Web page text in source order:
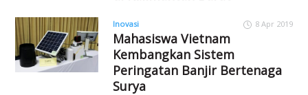
Inovasi 8 Apr 2019
Mahasiswa Vietnam
Kembangkan Sistem
Peringatan Banjir Bertenaga
Surya